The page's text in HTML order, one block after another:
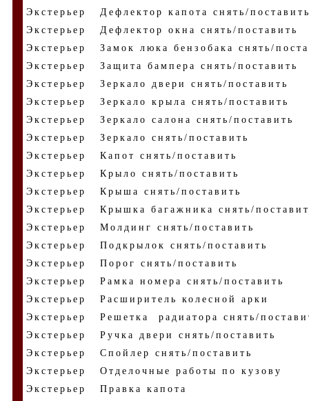
Экстерьер
Дефлектор капота снять/
Экстерьер
Дефлектор окна снять/поставить
Экстерьер
Замок люка бензобака снять/
Экстерьер
Защита бампера снять/поставить
Экстерьер
Зеркало двери снять/поставить
Экстерьер
Зеркало крыла снять/поставить
Экстерьер
Зеркало салона снять/поставить
Экстерьер
Зеркало снять/поставить
Экстерьер
Капот снять/поставить
Экстерьер
Крыло снять/поставить
Экстерьер
Крыша снять/поставить
Экстерьер
Крышка багажника снять/
Экстерьер
Молдинг снять/поставить
Экстерьер
Подкрылок снять/поставить
Экстерьер
Порог снять/поставить
Экстерьер
Рамка номера снять/поставить
Экстерьер
Расширитель колесной арки
Экстерьер
Решетка радиатора снять/
Экстерьер
Ручка двери снять/поставить
Экстерьер
Спойлер снять/поставить
Экстерьер
Отделочные работы по кузову
Экстерьер
Правка капота